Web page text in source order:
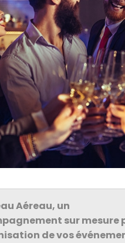
Aéreau, un
sur mesure
de vos